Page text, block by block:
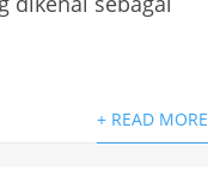
+ READ MORE